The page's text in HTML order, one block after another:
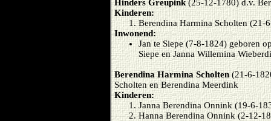
Hinders Greupink(25-12-1780) d.v.
Kinderen:
Berendina Harmina Scholten (21-
Inwonend:
Jan te Siepe (7-8-1824) geboren
Siepe en Janna Willemina
Berendina Harmina Scholten(21-6-
Scholten en Berendina Meerdink
Kinderen:
Janna Berendina Onnink (19-6-
Hanna Berendina Onnink (2-12-